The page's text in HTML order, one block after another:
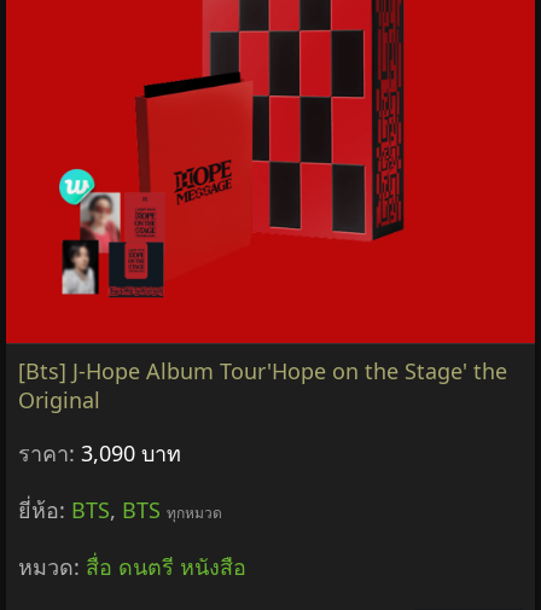
[Bts] J-Hope Album Tour'Hope on the Stage' the
Original
ราคา: 3,090 บาท
ยี่ห้อ: BTS, BTS ทุกหมวด
หมวด: สื่อ ดนตรี หนังสือ